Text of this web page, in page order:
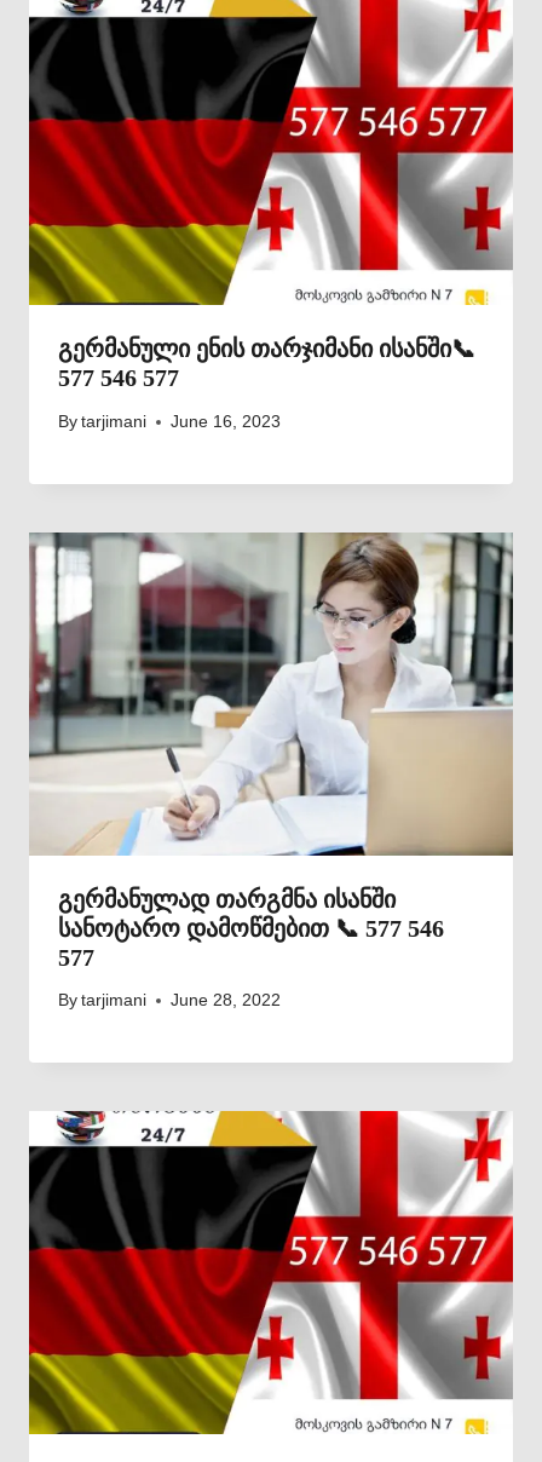
გერმანული ენის თარჯიმანი ისანში📞
577 546 577
By tarjimani June 16, 2023
გერმანულად თარგმნა ისანში
სანოტარო დამოწმებით 📞 577 546
577
By tarjimani June 28, 2022